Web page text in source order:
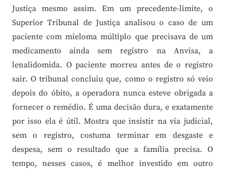
Justiça mesmo assim. Em um precedente-limite, o
Superior Tribunal de Justiça analisou o caso de um
paciente com mieloma múltiplo que precisava de um
medicamento ainda sem registro na Anvisa, a
lenalidomida. O paciente morreu antes de o registro
sair. O tribunal concluiu que, como o registro só veio
depois do óbito, a operadora nunca esteve obrigada a
fornecer o remédio. É uma decisão dura, e exatamente
por isso ela é útil. Mostra que insistir na via judicial,
sem o registro, costuma terminar em desgaste e
despesa, sem o resultado que a família precisa. O
tempo, nesses casos, é melhor investido em outro